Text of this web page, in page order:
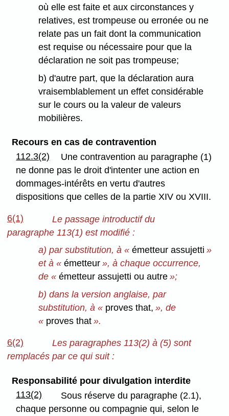
où elle est faite et aux circonstances y
relatives, est trompeuse ou erronée ou ne
relate pas un fait dont la communication
est requise ou nécessaire pour que la
déclaration ne soit pas trompeuse;
b) d'autre part, que la déclaration aura
vraisemblablement un effet considérable
sur le cours ou la valeur de valeurs
mobilières.
Recours en cas de contravention
112.3(2)
Une contravention au paragraphe (1)
ne donne pas le droit d'intenter une action en
dommages-intérêts en vertu d'autres
dispositions que celles de la partie XIV ou XVIII.
6(1)
Le passage introductif du
paragraphe 113(1) est modifié :
a) par substitution, à «émetteur assujetti »
et à «émetteur », à chaque occurrence,
de «émetteur assujetti ou autre »;
b) dans la version anglaise, par
substitution, à « proves that, », de
« proves that ».
6(2)
Les paragraphes 113(2) à (5) sont
remplacés par ce qui suit :
Responsabilité pour divulgation interdite
113(2)
Sous réserve du paragraphe (2.1),
chaque personne ou compagnie qui, selon le